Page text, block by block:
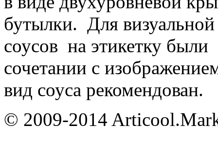
бутылки. Для
соусов на этикетку были
сочетании с
вид соуса рекомендован.
© 2009-2014